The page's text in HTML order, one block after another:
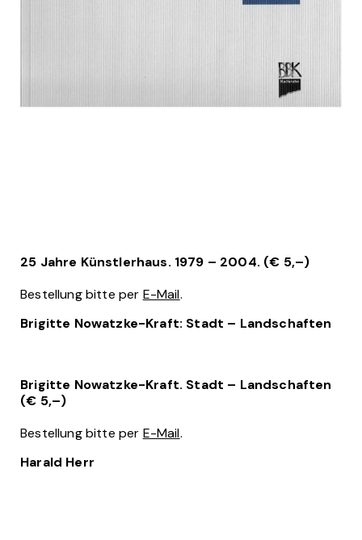
25 Jahre Künstlerhaus. 1979 – 2004. (€ 5,–)
Bestellung bitte per E-Mail.
Brigitte Nowatzke-Kraft: Stadt – Landschaften
Brigitte Nowatzke-Kraft. Stadt – Landschaften
(€ 5,–)
Bestellung bitte per E-Mail.
Harald Herr